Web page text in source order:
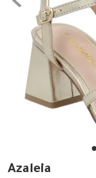
Azaleia